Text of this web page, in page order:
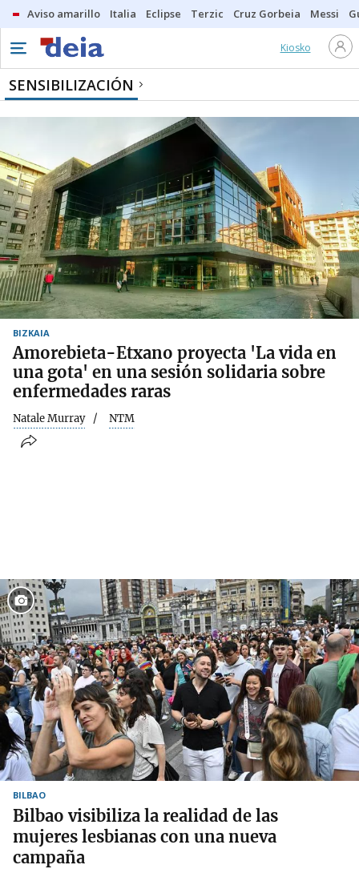
Aviso amarillo Italia Eclipse Terzic Cruz Gorbeia Messi
Kiosko
SENSIBILIZACIÓN
BIZKAIA
Amorebieta-Etxano proyecta 'La vida en
una gota' en una sesión solidaria sobre
enfermedades raras
Natale Murray NTM
BILBAO
Bilbao visibiliza la realidad de las
mujeres lesbianas con una nueva
campaña